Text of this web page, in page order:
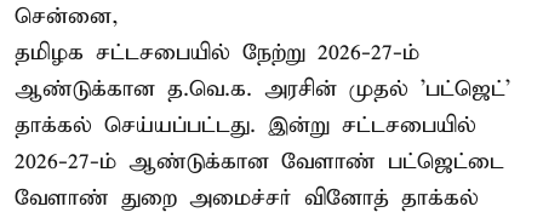
சென்னை,
தமிழக சட்டசபையில் நேற்று 2026-27-ம்
ஆண்டுக்கான த.வெ.க. அரசின் முதல் 'பட்ஜெட்'
தாக்கல் செய்யப்பட்டது. இன்று சட்டசபையில்
2026-27-ம் ஆண்டுக்கான வேளாண் பட்ஜெட்டை
வேளாண் துறை அமைச்சர் வினோத் தாக்கல்